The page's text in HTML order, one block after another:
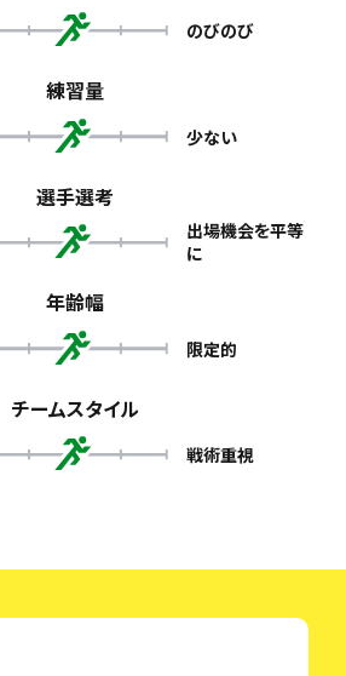
のびのび
練習量
少ない
選手選考
出場機会を平等
に
年齢幅
限定的
チームスタイル
戦術重視